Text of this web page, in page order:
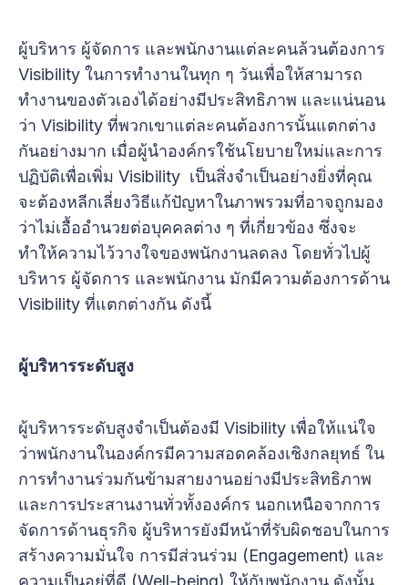
ผู้บริหาร ผู้จัดการ และพนักงานแต่ละคนล้วนต้องการ
Visibility ในการทำงานในทุก ๆ วันเพื่อให้สามารถ
ทำงานของตัวเองได้อย่างมีประสิทธิภาพ และแน่นอน
ว่า Visibility ที่พวกเขาแต่ละคนต้องการนั้นแตกต่าง
กันอย่างมาก เมื่อผู้นำองค์กรใช้นโยบายใหม่และการ
ปฏิบัติเพื่อเพิ่ม Visibility เป็นสิ่งจำเป็นอย่างยิ่งที่คุณ
จะต้องหลีกเลี่ยงวิธีแก้ปัญหาในภาพรวมที่อาจถูกมอง
ว่าไม่เอื้ออำนวยต่อบุคคลต่าง ๆ ที่เกี่ยวข้อง ซึ่งจะ
ทำให้ความไว้วางใจของพนักงานลดลง โดยทั่วไปผู้
บริหาร ผู้จัดการ และพนักงาน มักมีความต้องการด้าน
Visibility ที่แตกต่างกัน ดังนี้
ผู้บริหารระดับสูง
ผู้บริหารระดับสูงจำเป็นต้องมี Visibility เพื่อให้แน่ใจ
ว่าพนักงานในองค์กรมีความสอดคล้องเชิงกลยุทธ์ ใน
การทำงานร่วมกันข้ามสายงานอย่างมีประสิทธิภาพ
และการประสานงานทั่วทั้งองค์กร นอกเหนือจากการ
จัดการด้านธุรกิจ ผู้บริหารยังมีหน้าที่รับผิดชอบในการ
สร้างความมั่นใจ การมีส่วนร่วม (Engagement) และ
ความเป็นอยู่ที่ดี (Well-being) ให้กับพนักงาน ดังนั้น